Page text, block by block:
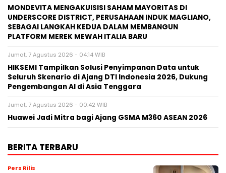
MONDEVITA MENGAKUISISI SAHAM MAYORITAS DI
UNDERSCORE DISTRICT, PERUSAHAAN INDUK MAGLIANO,
SEBAGAI LANGKAH KEDUA DALAM MEMBANGUN
PLATFORM MEREK MEWAH ITALIA BARU
Jumat, 7 Agustus 2026 - 04:14 WIB
HIKSEMI Tampilkan Solusi Penyimpanan Data untuk
Seluruh Skenario di Ajang DTI Indonesia 2026, Dukung
Pengembangan AI di Asia Tenggara
Jumat, 7 Agustus 2026 - 00:42 WIB
Huawei Jadi Mitra bagi Ajang GSMA M360 ASEAN 2026
BERITA TERBARU
Pers Rilis